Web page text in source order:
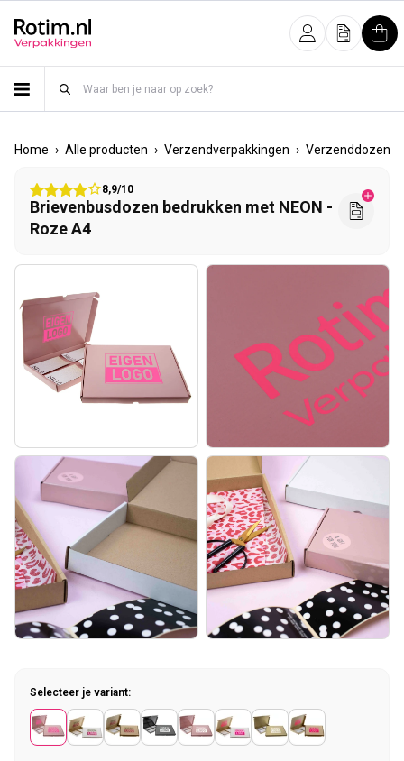
InloggenOfferte
Home › Alle producten › Verzendverpakkingen › Verzenddozen
8,9/10
Brievenbusdozen bedrukken met NEON -
Roze A4
Selecteer je variant: